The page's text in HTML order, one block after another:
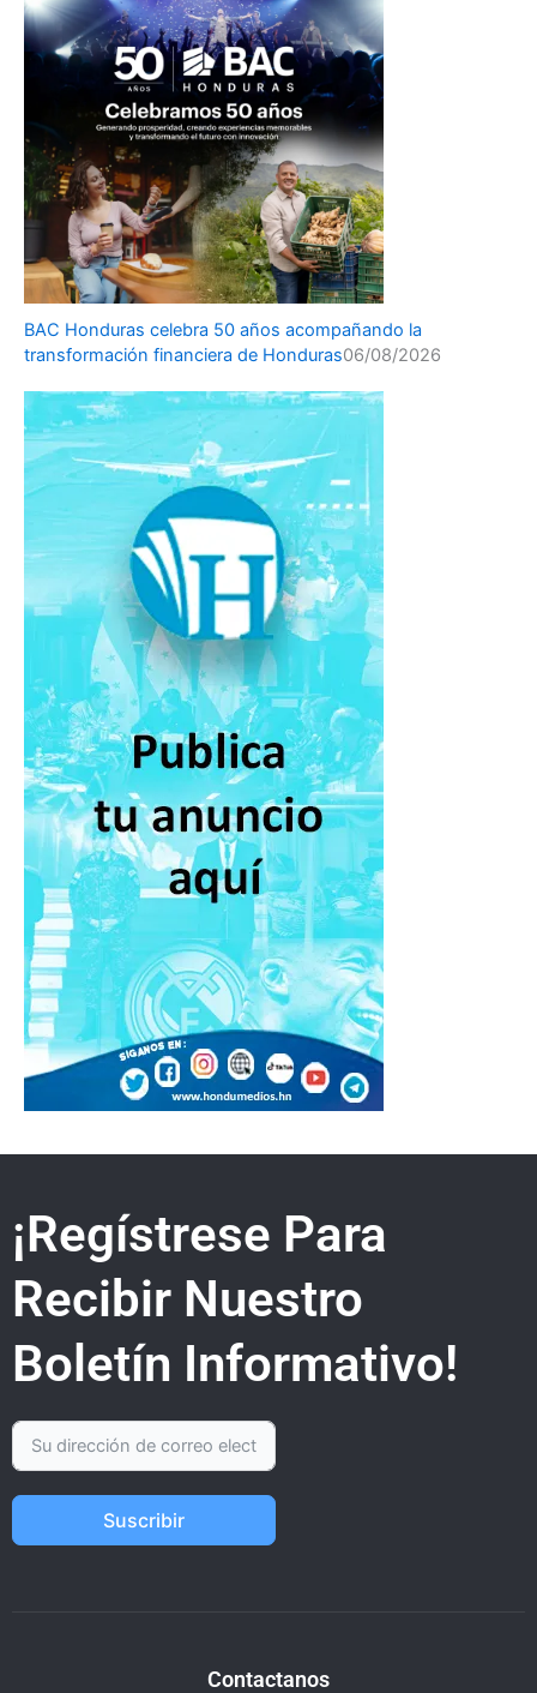
BAC Honduras celebra 50 años acompañando la
transformación financiera de Honduras06/08/2026
¡Regístrese Para
Recibir Nuestro
Boletín Informativo!
Suscribir
Contactanos